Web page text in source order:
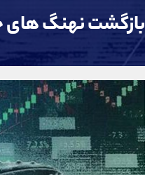
بازگشت نهنگ‌ های
اطلاعات تماس
تلفن
تلفن
بدون پیش شماره
اینستاگرام
کانال تلگرام
کانال بله